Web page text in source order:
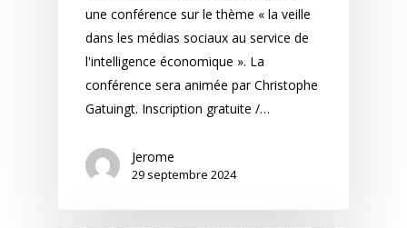
une conférence sur le thème « la veille
dans les médias sociaux au service de
l'intelligence économique ». La
conférence sera animée par Christophe
Gatuingt. Inscription gratuite /…
Jerome
29 septembre 2024